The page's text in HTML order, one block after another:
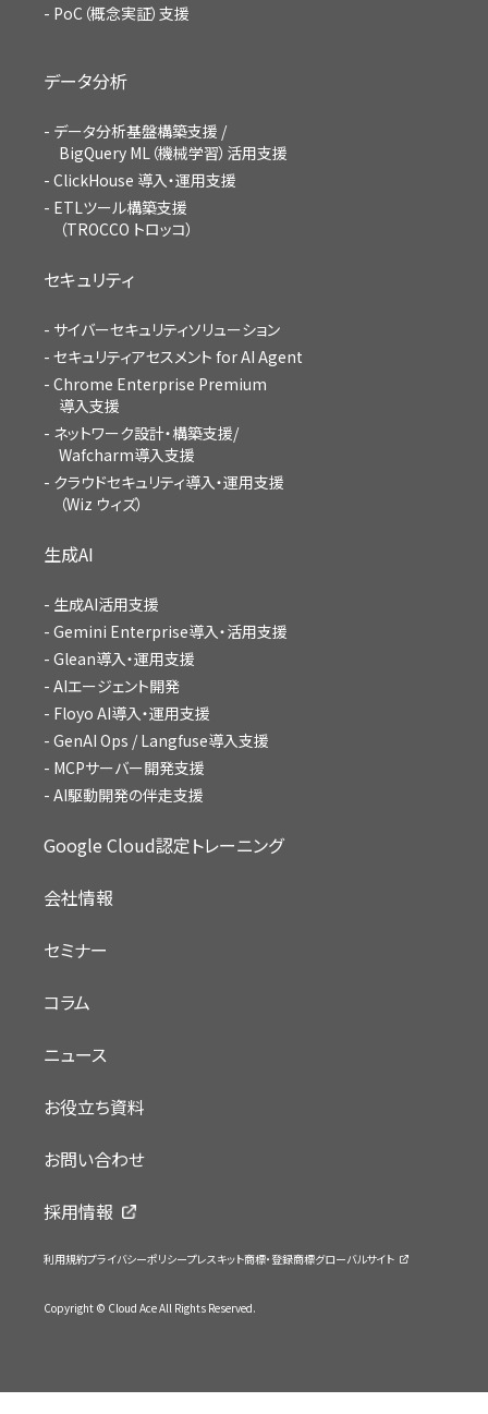
PoC（概念実証）支援
データ分析
データ分析基盤構築支援 /
BigQuery ML（機械学習）活用支援
ClickHouse 導入・運用支援
ETLツール構築支援
（TROCCO トロッコ）
セキュリティ
サイバーセキュリティソリューション
セキュリティアセスメント for AI Agent
Chrome Enterprise Premium
導入支援
ネットワーク設計・構築支援/
Wafcharm導入支援
クラウドセキュリティ導入・運用支援
（Wiz ウィズ）
生成AI
生成AI活用支援
Gemini Enterprise導入・活用支援
Glean導入・運用支援
AIエージェント開発
Floyo AI導入・運用支援
GenAI Ops / Langfuse導入支援
MCPサーバー開発支援
AI駆動開発の伴走支援
Google Cloud認定トレーニング
会社情報
セミナー
コラム
ニュース
お役立ち資料
お問い合わせ
採用情報
利用規約プライバシーポリシープレスキット商標・登録商標グローバルサイト
Copyright © Cloud Ace All Rights Reserved.